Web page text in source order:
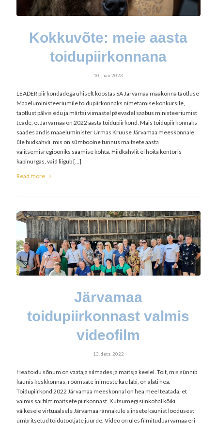
Kokkuvõte: meie aasta
toidupiirkonnana
10. jaan 2023
LEADER piirkondadega ühiselt koostas SA Järvamaa maakonna taotluse
Maaeluministeeriumile toidupiirkonnaks nimetamise konkursile,
taotlust pälvis edu ja märtsi viimastel päevadel saabus ministeeriumist
teade, et Järvamaa on 2022 aasta toidupiirkond. Mais toidupiirkonnaks
saades andis maaeluminister Urmas Kruuse Järvamaa meeskonnale
üle hiidkahvli, mis on sümboolne tunnus maitsete aasta
valitsemisregiooniks saamise kohta. Hiidkahvlit ei hoita kontoris
kapinurgas, vaid liigub […]
Read more
Järvamaa
toidupiirkonnast valmis
videofilm
13. dets. 2022
Hea toidu sõnum on vaataja silmades ja maitsja keelel. Toit, mis sünnib
kaunis keskkonnas, rõõmsate inimeste käe läbi, on alati hea.
Toidupiirkond 2022 Järvamaa meeskonnal on hea meel teatada, et
valmis sai film maitsete piirkonnast. Kutsumegi siinkohal kõiki
väikesele virtuaalsele Järvamaa rännakule siinsete kaunist loodusest
ümbritsetud toidutootjate juurde. Video on üles filmitud Järvamaa eri